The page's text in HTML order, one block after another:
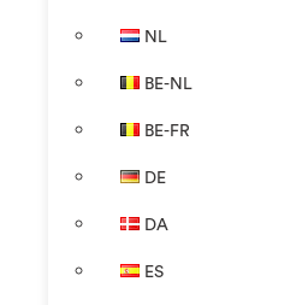
NL
BE-NL
BE-FR
DE
DA
ES